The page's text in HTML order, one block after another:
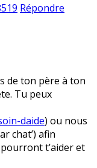
Répondre
de ton père à ton
Tu peux
daide) ou nous
chat’) afin
t’aider et